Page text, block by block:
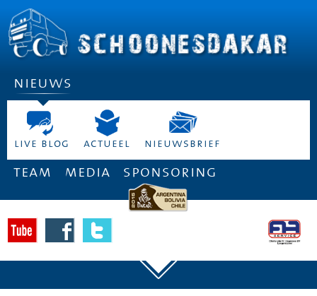
nieuws
live blog actueel nieuwsbrief
team media sponsoring